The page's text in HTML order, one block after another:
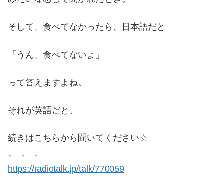
そして、食べてなかったら、日本語だと
「うん、食べてないよ」
って答えますよね。
それが英語だと、
続きはこちらから聞いてください☆
↓ ↓ ↓
https://radiotalk.jp/talk/770059